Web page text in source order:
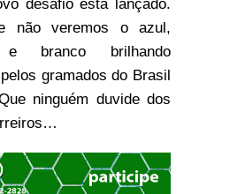
desafio está lançado.
não veremos o azul,
e branco brilhando
gramados do Brasil
ninguém duvide dos